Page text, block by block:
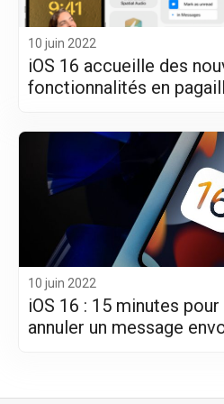
10 juin 2022
iOS 16 accueille des
fonctionnalités en
10 juin 2022
iOS 16 : 15 minutes
annuler un message